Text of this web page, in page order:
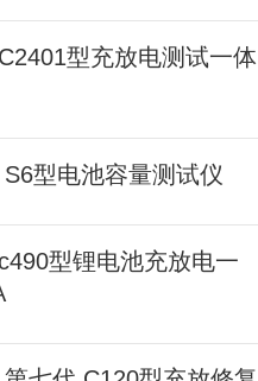
型充放电测试一体
型电池容量测试仪
型锂电池充放电一